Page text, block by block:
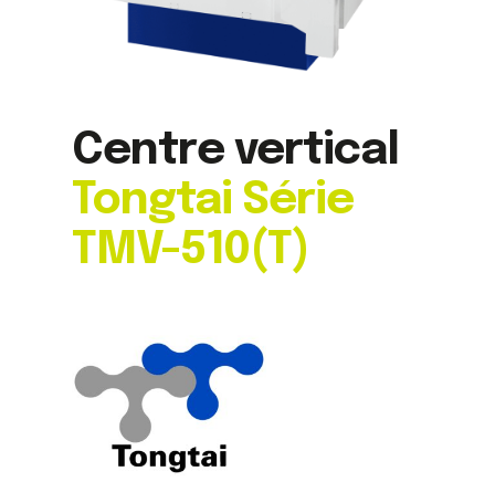
Centre vertical
Tongtai Série
TMV-510(T)